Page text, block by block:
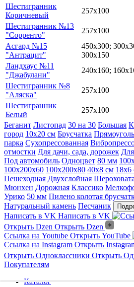
Шестигранник
Коричневый
257х100
Шестигранник №13
"Сорренто"
257х100
Асгард №15
"Антрацит"
450х300;
300х150
Ландхаус №11
"Джабулани"
240х160;
Шестигранник №8
"Аляска"
257х100
Шестигранник
Белый
257х100
Беганит Листопад 30 на 30 Большая
город 10х20 см Брусчатка
парка Сухопрессованная
отмостки Для дачи, сада, дорожек
Под автомобиль Одноцвет 80 мм
100х200х60 100х200х80 40х8 см 18х6
Пешеходная Двухслойная
Мюнхен Дорожная Классико
Урико 50 мм Пилено колотая
Натуральный камень Песчаник
Написать в VK Написать в VK
Открыть Dzen Открыть Dzen
Ссылка на Youtube Открыть YouTube
Ссылка на Instagram Открыть
Открыть Одноклассники Открыть
Покупателям
Каталог